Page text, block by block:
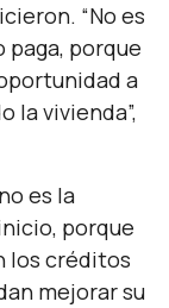
“No es
paga, porque
a
la vivienda”,
es la
porque
los créditos
mejorar su